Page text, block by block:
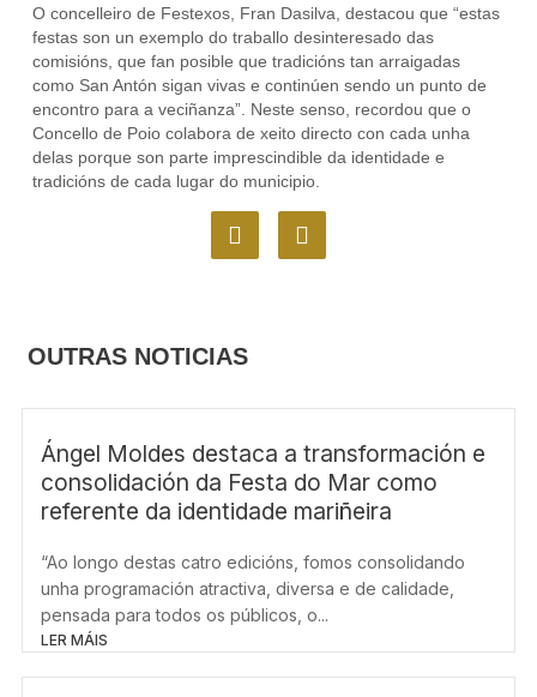
O concelleiro de Festexos, Fran Dasilva, destacou que “estas
festas son un exemplo do traballo desinteresado das
comisións, que fan posible que tradicións tan arraigadas
como San Antón sigan vivas e continúen sendo un punto de
encontro para a veciñanza”. Neste senso, recordou que o
Concello de Poio colabora de xeito directo con cada unha
delas porque son parte imprescindible da identidade e
tradicións de cada lugar do municipio.
F
a
o
o
I
n
m
OUTRAS NOTICIAS
Ángel Moldes destaca a transformación e
consolidación da Festa do Mar como
referente da identidade mariñeira
“Ao longo destas catro edicións, fomos consolidando
unha programación atractiva, diversa e de calidade,
pensada para todos os públicos, o...
LER MÁIS